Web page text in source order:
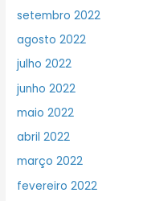
setembro 2022
agosto 2022
julho 2022
junho 2022
maio 2022
abril 2022
março 2022
fevereiro 2022